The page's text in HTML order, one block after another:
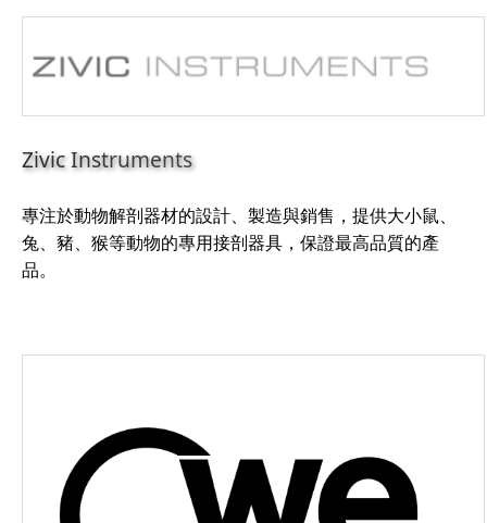
Zivic Instruments
專注於動物解剖器材的設計、製造與銷售，提供大小鼠、
兔、豬、猴等動物的專用接剖器具，保證最高品質的產
品。